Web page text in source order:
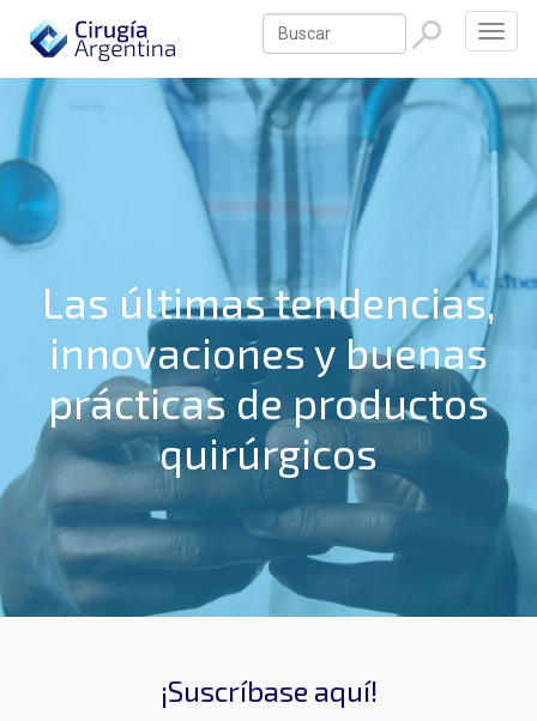
Las últimas tendencias,
innovaciones y buenas
prácticas de productos
quirúrgicos
¡Suscríbase aquí!